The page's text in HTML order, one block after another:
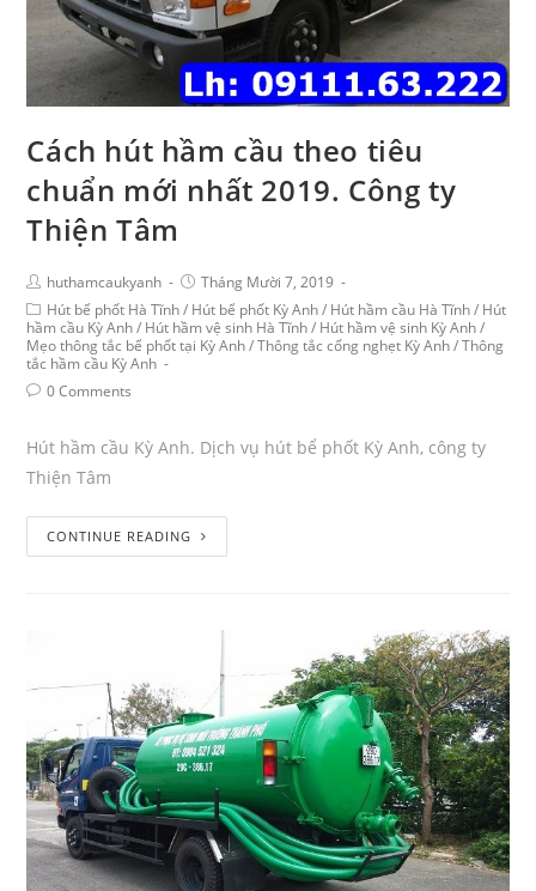
Cách hút hầm cầu theo tiêu
chuẩn mới nhất 2019. Công ty
Thiện Tâm
huthamcaukyanh
Tháng Mười 7, 2019
Hút bể phốt Hà Tĩnh / Hút bể phốt Kỳ Anh / Hút hầm cầu Hà Tĩnh / Hút
hầm cầu Kỳ Anh / Hút hầm vệ sinh Hà Tĩnh / Hút hầm vệ sinh Kỳ Anh /
Mẹo thông tắc bể phốt tại Kỳ Anh / Thông tắc cống nghẹt Kỳ Anh / Thông
tắc hầm cầu Kỳ Anh
0 Comments
Hút hầm cầu Kỳ Anh. Dịch vụ hút bể phốt Kỳ Anh, công ty
Thiện Tâm
CONTINUE READING